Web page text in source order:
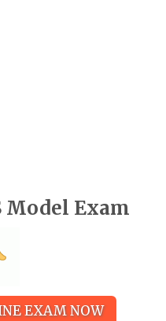
Model Exam
EXAM NOW